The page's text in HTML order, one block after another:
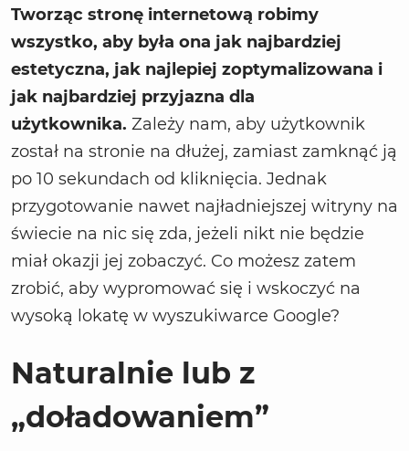
Tworząc stronę internetową robimy
wszystko, aby była ona jak najbardziej
estetyczna, jak najlepiej zoptymalizowana i
jak najbardziej przyjazna dla
użytkownika. Zależy nam, aby użytkownik
został na stronie na dłużej, zamiast zamknąć ją
po 10 sekundach od kliknięcia. Jednak
przygotowanie nawet najładniejszej witryny na
świecie na nic się zda, jeżeli nikt nie będzie
miał okazji jej zobaczyć. Co możesz zatem
zrobić, aby wypromować się i wskoczyć na
wysoką lokatę w wyszukiwarce Google?
Naturalnie lub z
„doładowaniem”